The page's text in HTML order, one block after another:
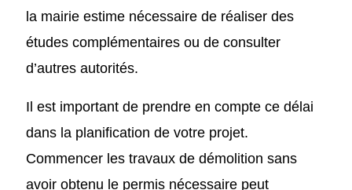
la mairie estime nécessaire de réaliser des
études complémentaires ou de consulter
d’autres autorités.
Il est important de prendre en compte ce délai
dans la planification de votre projet.
Commencer les travaux de démolition sans
avoir obtenu le permis nécessaire peut